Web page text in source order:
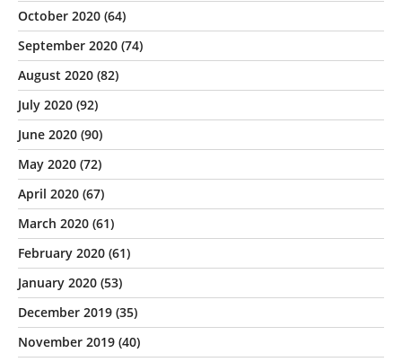
October 2020 (64)
September 2020 (74)
August 2020 (82)
July 2020 (92)
June 2020 (90)
May 2020 (72)
April 2020 (67)
March 2020 (61)
February 2020 (61)
January 2020 (53)
December 2019 (35)
November 2019 (40)